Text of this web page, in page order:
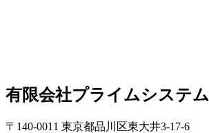
有限会社プライムシステム
〒140-0011 東京都品川区東大井3-17-6